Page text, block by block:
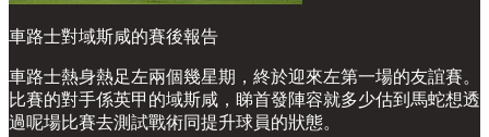
車路士對域斯咸的賽後報告
車路士熱身熱足左兩個幾星期，終於迎來左第一場的友誼賽。
比賽的對手係英甲的域斯咸，睇首發陣容就多少估到馬蛇想透
過呢場比賽去測試戰術同提升球員的狀態。